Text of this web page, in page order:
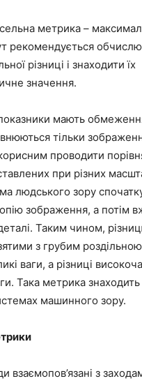
метрика –
рекомендується
різниці і знаходити їх
значення.
мають
тільки
проводити
при різних
людського зору
зображення, а потім
Таким чином,
з грубим роздільною
ваги, а різниці
Така метрика знаходить
машинного зору.
взаємопов’язані з